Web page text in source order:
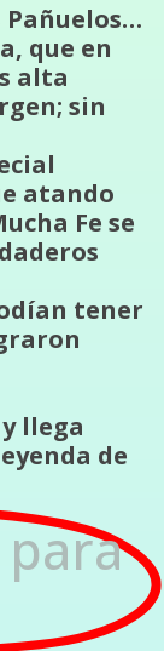
Pañuelos…
que en
alta
sin
atando
Fe se
tener
llega
de